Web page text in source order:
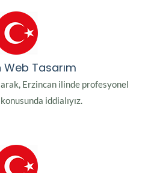
Web Tasarım
Erzincan ilinde profesyonel
iddialıyız.